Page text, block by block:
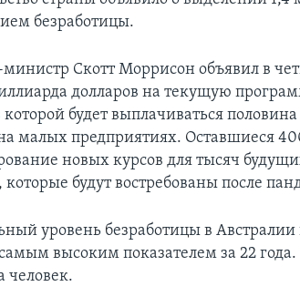
безработицы.
Скотт Моррисон объявил в
долларов на текущую
будет выплачиваться
малых предприятиях. Оставшиеся
новых курсов для тысяч
будут востребованы после
уровень безработицы в Австралии
высоким показателем за 22 года.
человек.